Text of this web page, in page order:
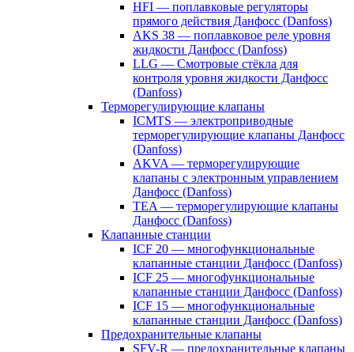
HFI — поплавковые регуляторы
прямого действия Данфосс (Danfoss)
AKS 38 — поплавковое реле уровня
жидкости Данфосс (Danfoss)
LLG — Смотровые стёкла для
контроля уровня жидкости Данфосс
(Danfoss)
Терморегулирующие клапаны
ICMTS — электроприводные
терморегулирующие клапаны Данфосс
(Danfoss)
AKVA — терморегулирующие
клапаны с электронным управлением
Данфосс (Danfoss)
TEA — терморегулирующие клапаны
Данфосс (Danfoss)
Клапанные станции
ICF 20 — многофункциональные
клапанные станции Данфосс (Danfoss)
ICF 25 — многофункциональные
клапанные станции Данфосс (Danfoss)
ICF 15 — многофункциональные
клапанные станции Данфосс (Danfoss)
Предохранительные клапаны
SFV-R — предохранительные клапаны